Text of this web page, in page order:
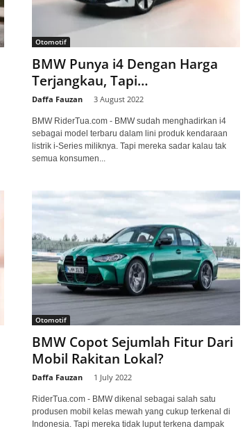
Otomotif
BMW Punya i4 Dengan Harga
Terjangkau, Tapi…
Daffa Fauzan 3 August 2022
BMW RiderTua.com - BMW sudah menghadirkan i4
sebagai model terbaru dalam lini produk kendaraan
listrik i-Series miliknya. Tapi mereka sadar kalau tak
semua konsumen...
Otomotif
BMW Copot Sejumlah Fitur Dari
Mobil Rakitan Lokal?
Daffa Fauzan 1 July 2022
RiderTua.com - BMW dikenal sebagai salah satu
produsen mobil kelas mewah yang cukup terkenal di
Indonesia. Tapi mereka tidak luput terkena dampak